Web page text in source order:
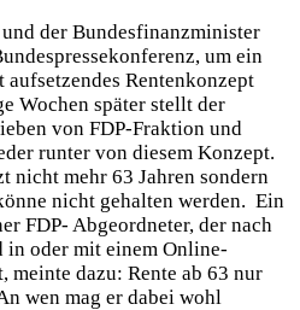
der Bundesfinanzminister
um ein
aufsetzendes Rentenkonzept
Wochen später stellt der
von FDP-Fraktion und
runter von diesem Konzept.
nicht mehr 63 Jahren sondern
nicht gehalten werden. Ein
FDP- Abgeordneter, der nach
in oder mit einem Online-
dazu: Rente ab 63 nur
wen mag er dabei wohl